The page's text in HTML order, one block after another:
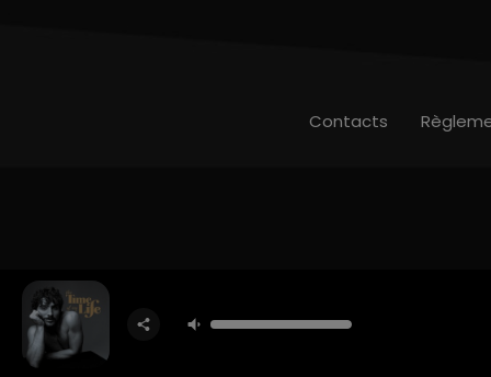
Contacts